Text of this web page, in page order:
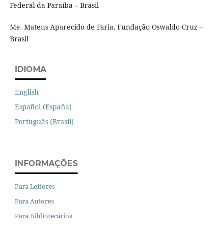
Federal da Paraíba – Brasil
Me. Mateus Aparecido de Faria, Fundação Oswaldo Cruz –
Brasil
IDIOMA
English
Español (España)
Português (Brasil)
INFORMAÇÕES
Para Leitores
Para Autores
Para Bibliotecários